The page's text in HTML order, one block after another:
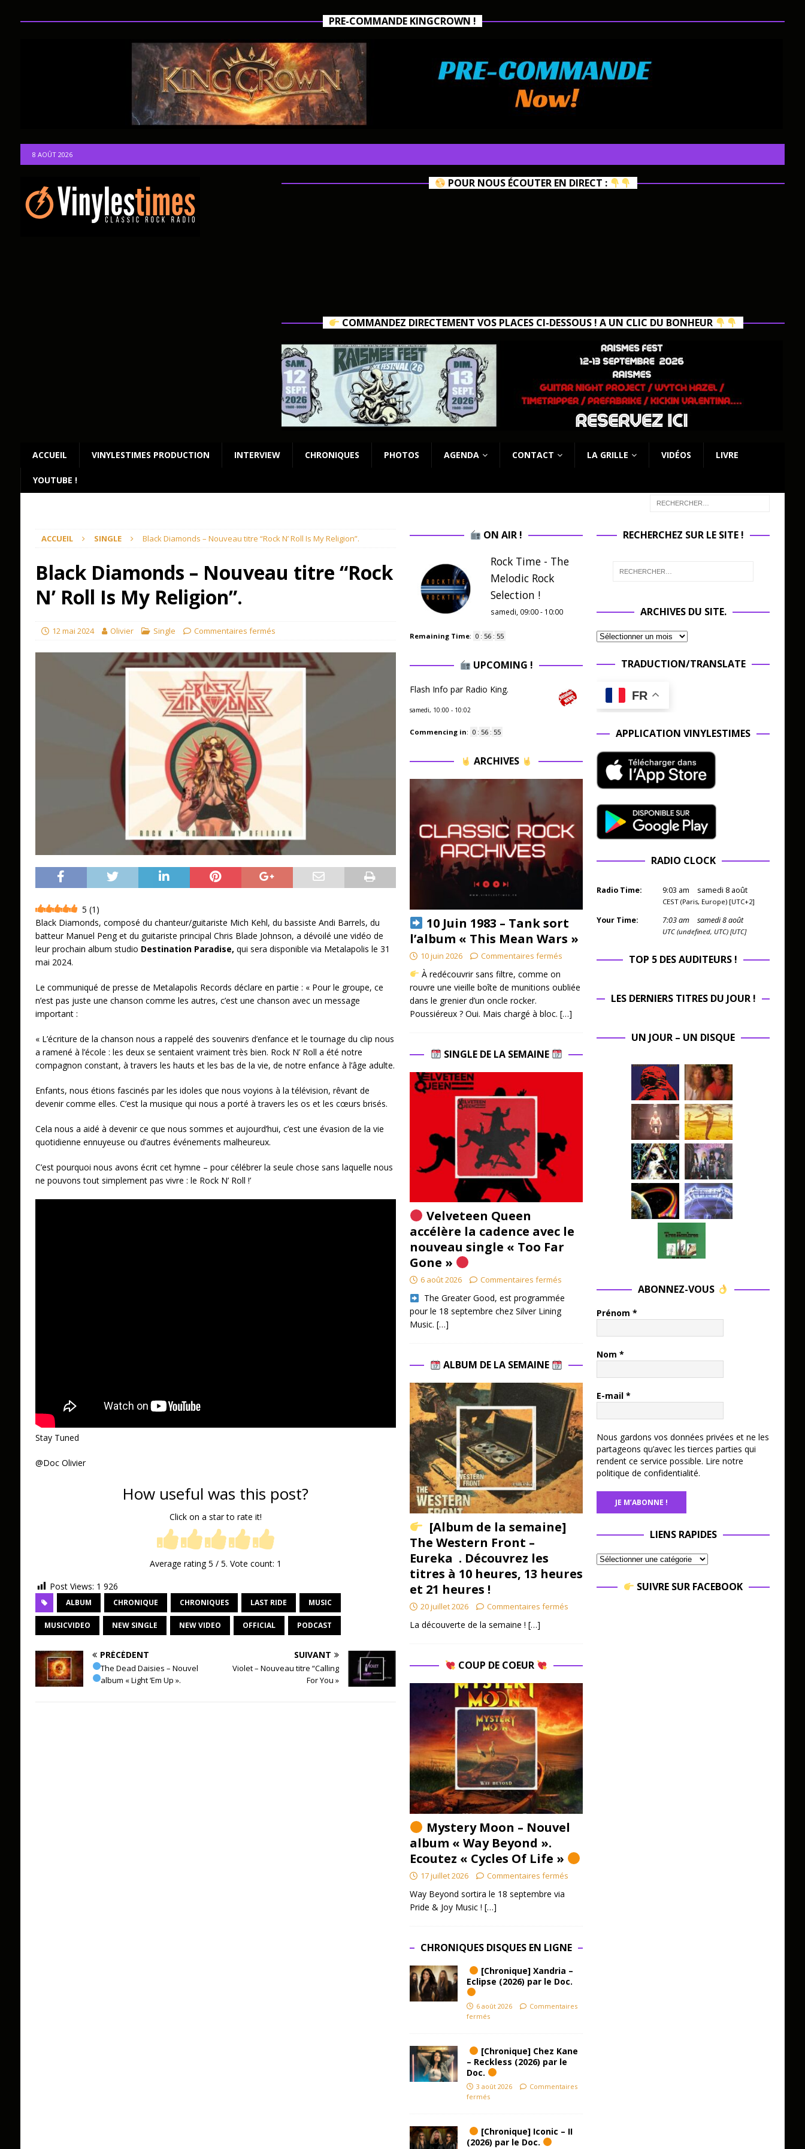
PRE-COMMANDE KINGCROWN !
8 AOÛT 2026
POUR NOUS ÉCOUTER EN DIRECT :
COMMANDEZ DIRECTEMENT VOS PLACES CI-DESSOUS ! A UN CLIC DU BONHEUR
ACCUEIL VINYLESTIMES PRODUCTION INTERVIEW CHRONIQUES PHOTOS AGENDA CONTACT LA GRILLE VIDÉOS LIVRE
YOUTUBE !
ACCUEIL SINGLE Black Diamonds – Nouveau titre “Rock N’ Roll Is My Religion”.
Black Diamonds – Nouveau titre “Rock
N’ Roll Is My Religion”.
12 mai 2024 Olivier Single Commentaires fermés
5 (1 )
Black Diamonds, composé du chanteur/guitariste Mich Kehl, du bassiste Andi Barrels, du
batteur Manuel Peng et du guitariste principal Chris Blade Johnson, a dévoilé une vidéo de
leur prochain album studio Destination Paradise, qui sera disponible via Metalapolis le 31
mai 2024.
Le communiqué de presse de Metalapolis Records déclare en partie : « Pour le groupe, ce
n’est pas juste une chanson comme les autres, c’est une chanson avec un message
important :
« L’écriture de la chanson nous a rappelé des souvenirs d’enfance et le tournage du clip nous
a ramené à l’école : les deux se sentaient vraiment très bien. Rock N’ Roll a été notre
compagnon constant, à travers les hauts et les bas de la vie, de notre enfance à l’âge adulte.
Enfants, nous étions fascinés par les idoles que nous voyions à la télévision, rêvant de
devenir comme elles. C’est la musique qui nous a porté à travers les os et les cœurs brisés.
Cela nous a aidé à devenir ce que nous sommes et aujourd’hui, c’est une évasion de la vie
quotidienne ennuyeuse ou d’autres événements malheureux.
C’est pourquoi nous avons écrit cet hymne – pour célébrer la seule chose sans laquelle nous
ne pouvons tout simplement pas vivre : le Rock N’ Roll !’
Stay Tuned
@Doc Olivier
How useful was this post?
Click on a star to rate it!
Average rating5 / 5. Vote count: 1
Post Views: 1 926
ALBUM CHRONIQUE CHRONIQUES LAST RIDE MUSIC
MUSICVIDEO NEW SINGLE NEW VIDEO OFFICIAL PODCAST
PRÉCÉDENT
The Dead Daisies – Nouvel
album « Light ‘Em Up ».
SUIVANT
Violet – Nouveau titre “Calling
For You »
ON AIR !
Rock Time - The
Melodic Rock
Selection !
samedi, 09:00 - 10:00
Remaining Time: 0 : 56 : 54
UPCOMING !
Flash Info par Radio King.
samedi, 10:00 - 10:02
Commencing in: 0 : 56 : 54
ARCHIVES
10 Juin 1983 – Tank sort
l’album « This Mean Wars »
10 juin 2026 Commentaires fermés
À redécouvrir sans filtre, comme on
rouvre une vieille boîte de munitions oubliée
dans le grenier d’un oncle rocker.
Poussiéreux ? Oui. Mais chargé à bloc. […]
SINGLE DE LA SEMAINE
Velveteen Queen
accélère la cadence avec le
nouveau single « Too Far
Gone »
6 août 2026 Commentaires fermés
​ The Greater Good, est programmée
pour le 18 septembre chez Silver Lining
Music. […]
ALBUM DE LA SEMAINE
[Album de la semaine]
The Western Front –
Eureka . Découvrez les
titres à 10 heures, 13 heures
et 21 heures !
20 juillet 2026 Commentaires fermés
La découverte de la semaine ! […]
COUP DE COEUR
Mystery Moon – Nouvel
album « Way Beyond ».
Ecoutez « Cycles Of Life »
17 juillet 2026 Commentaires fermés
Way Beyond sortira le 18 septembre via
Pride & Joy Music ! […]
CHRONIQUES DISQUES EN LIGNE
[Chronique] Xandria –
Eclipse (2026) par le Doc.
6 août 2026
Commentaires
fermés
[Chronique] Chez Kane
– Reckless (2026) par le
Doc.
3 août 2026
Commentaires
fermés
[Chronique] Iconic – II
(2026) par le Doc.
RECHERCHEZ SUR LE SITE !
ARCHIVES DU SITE.
TRADUCTION/TRANSLATE
FR
APPLICATION VINYLESTIMES
RADIO CLOCK
Radio Time: 9:03 am samedi 8 août
CEST (Paris, Europe) [UTC+2]
Your Time: 7:03am samedi 8 août
UTC (undefined, UTC) [UTC]
TOP 5 DES AUDITEURS !
LES DERNIERS TITRES DU JOUR !
UN JOUR – UN DISQUE
ABONNEZ-VOUS
Prénom *
Nom *
E-mail *
Nous gardons vos données privées et ne les
partageons qu’avec les tierces parties qui
rendent ce service possible. Lire notre
politique de confidentialité.
LIENS RAPIDES
SUIVRE SUR FACEBOOK